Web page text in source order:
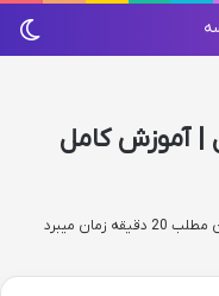
| آموزش کامل
زمان میبرد